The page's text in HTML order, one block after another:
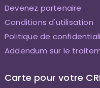
Devenez partenaire
Conditions d'utilisation
Politique de
Addendum sur le
Carte pour votre